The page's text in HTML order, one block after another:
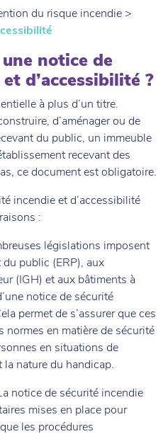
du risque incendie>
notice de
d’accessibilité ?
à plus d’un titre.
d’aménager ou de
du public, un immeuble
recevant des
ce document est obligatoire.
incendie et d’accessibilité
:
législations imposent
public (ERP), aux
(IGH) et aux bâtiments à
notice de sécurité
permet de s’assurer que ces
normes en matière de sécurité
en situations de
nature du handicap.
notice de sécurité incendie
mises en place pour
les procédures